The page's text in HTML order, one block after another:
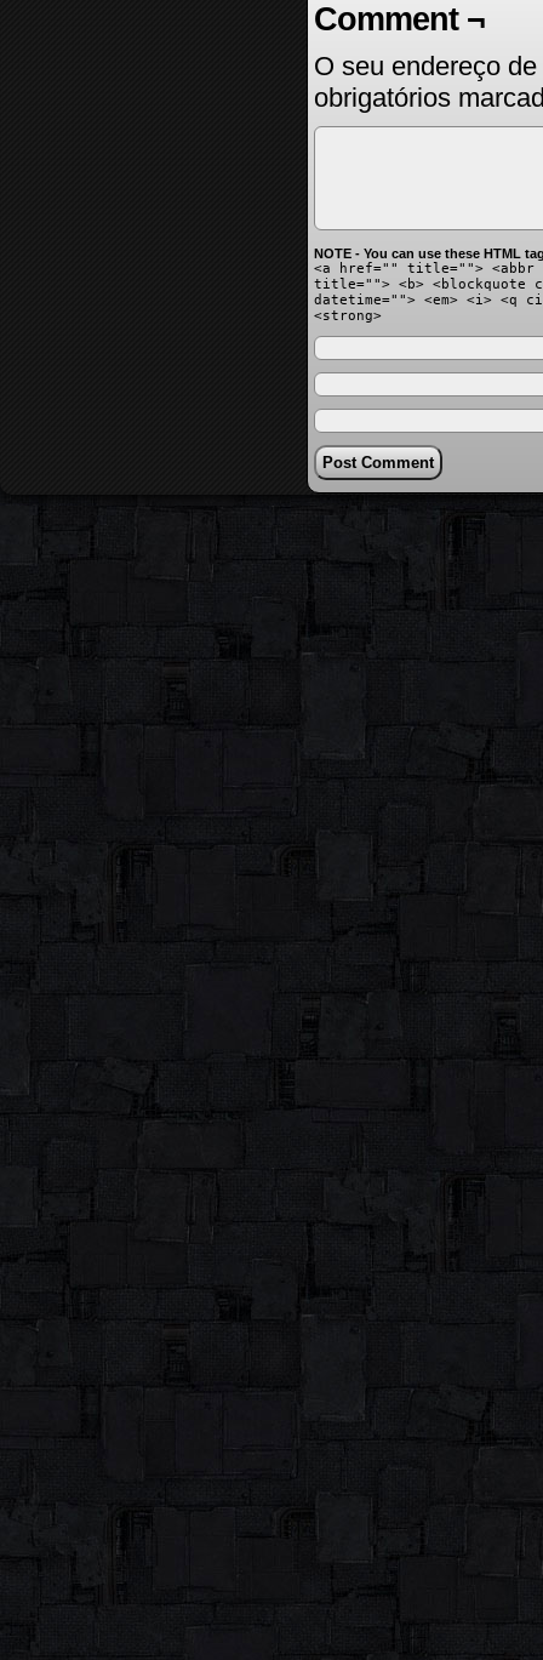
Comment ¬
O seu endereço
obrigatórios
NOTE - You can use these HTML
<a href="" title=""> <abbr
title=""> <b> <blockquote
datetime=""> <em> <i> <q
<strong>